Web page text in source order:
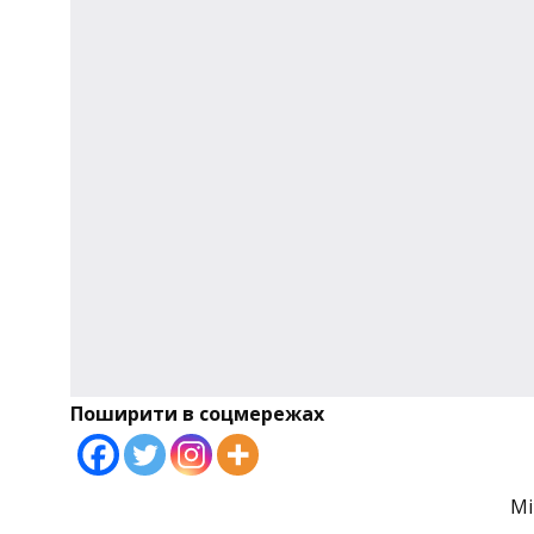
Поширити в соцмережах